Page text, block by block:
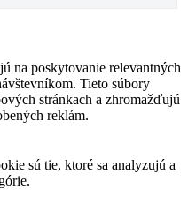
na poskytovanie relevantných
Tieto súbory
stránkach a zhromažďujú
reklám.
sú tie, ktoré sa analyzujú a